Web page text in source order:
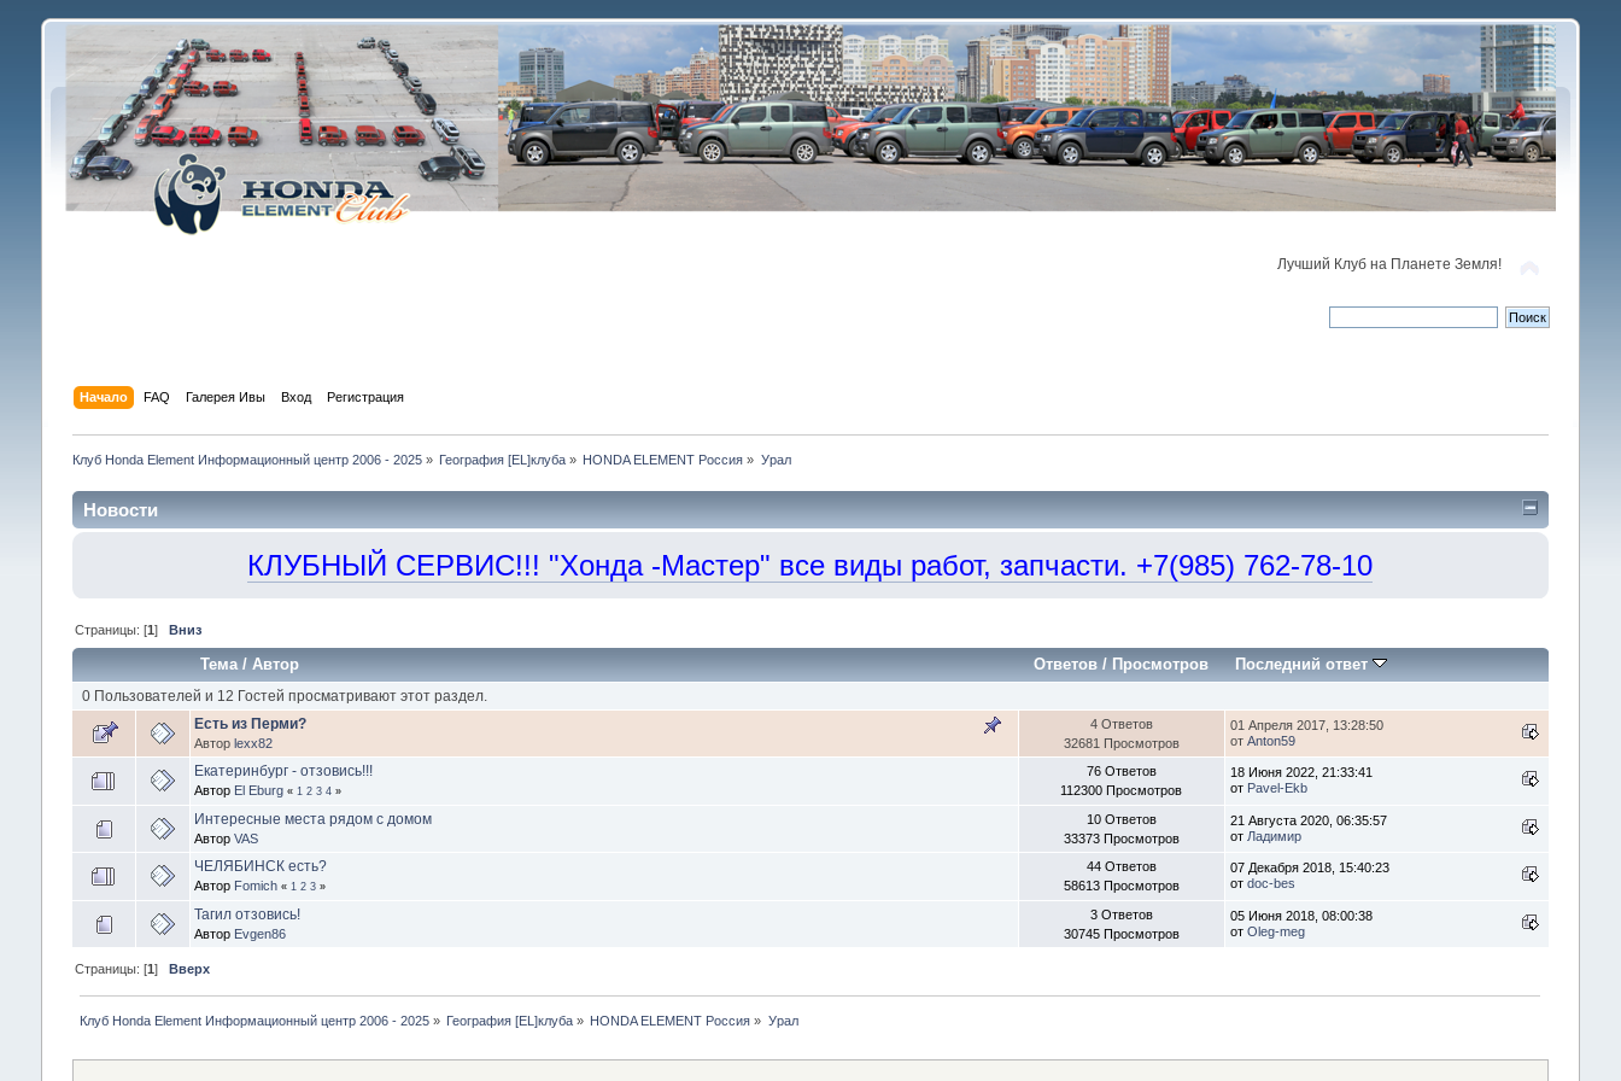
Лучший Клуб на Планете Земля!
Начало FAQ Галерея Ивы Вход Регистрация
Клуб Honda Element Информационный центр 2006 - 2025» География [EL]клуба » HONDA ELEMENT Россия » Урал
Новости
КЛУБНЫЙ СЕРВИС!!! "Хонда -Мастер" все виды работ, запчасти. +7(985) 762-78-10
Страницы: [1] Вниз
Тема/ Автор Ответов/ Просмотров Последний ответ
0 Пользователей и 12 Гостей просматривают этот раздел.
Есть из Перми?
Автор lexx82
4 Ответов
32681 Просмотров
01 Апреля 2017, 13:28:50
от Anton59
Екатеринбург - отзовись!!!
Автор El Eburg « 1 2 3 4»
76 Ответов
112300 Просмотров
18 Июня 2022, 21:33:41
от Pavel-Ekb
Интересные места рядом с домом
Автор VAS
10 Ответов
33373 Просмотров
21 Августа 2020, 06:35:57
от Ладимир
ЧЕЛЯБИНСК есть?
Автор Fomich « 1 2 3»
44 Ответов
58613 Просмотров
07 Декабря 2018, 15:40:23
от doc-bes
Тагил отзовись!
Автор Evgen86
3 Ответов
30745 Просмотров
05 Июня 2018, 08:00:38
от Oleg-meg
Страницы: [1] Вверх
Клуб Honda Element Информационный центр 2006 - 2025» География [EL]клуба » HONDA ELEMENT Россия » Урал